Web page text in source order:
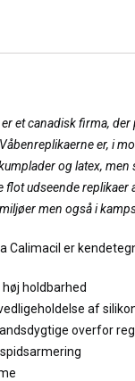
et canadisk firma,
er, i
og latex,
flot udseende replikaer
men også i
Calimacil er
høj holdbarhed
af
overfor